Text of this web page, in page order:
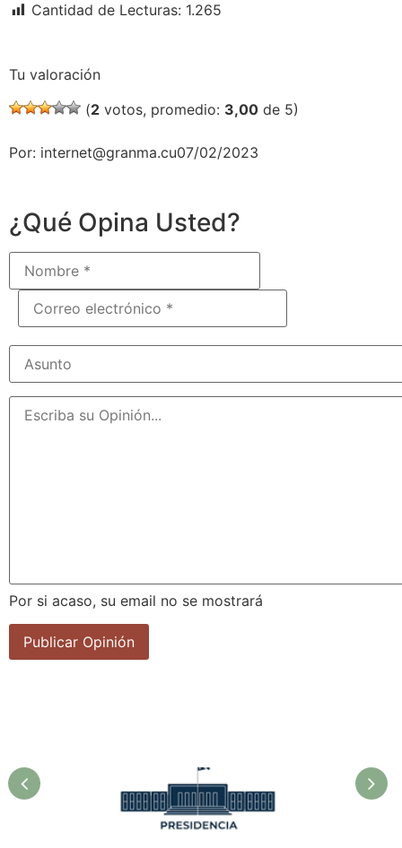
Cantidad de Lecturas: 1.265
Tu valoración
(2 votos, promedio: 3,00 de 5)
Por: internet@granma.cu07/02/2023
¿Qué Opina Usted?
Por si acaso, su email no se mostrará